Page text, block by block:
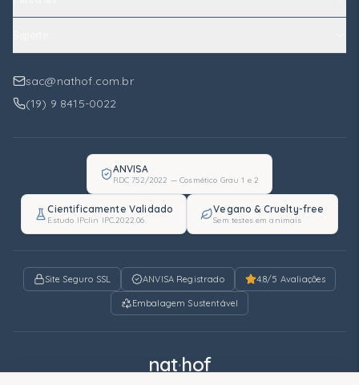
sac@nathof.com.br
(19) 9 8415-0022
ANVISA
RDC 752/2022 — Cosmético Grau 1 e 2
Cientificamente Validado
Estudo IPclin IPC.2022.06
Vegano & Cruelty-free
Sem testes em animais
Site Seguro SSL ANVISA Registrado 4.8/5 Avaliações
Embalagem Sustentável
nat·hof